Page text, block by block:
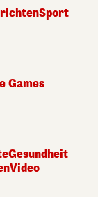
Sport
Games
Gesundheit
Video